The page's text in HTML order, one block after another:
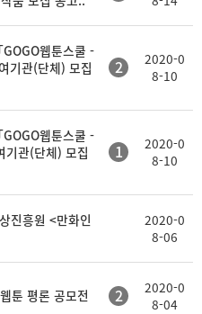
웹툰스쿨 -
기관(단체) 모집
2
2020-0
8-10
웹툰스쿨 -
기관(단체) 모집
1
2020-0
8-10
진흥원 <만화인
2020-0
8-06
툰 평론 공모전 2
2020-0
8-04